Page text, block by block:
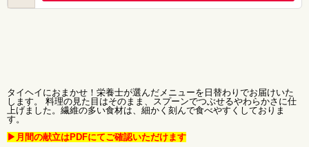
タイヘイにおまかせ！栄養士が選んだメニューを日替わりでお届けいた
します。 料理の見た目はそのまま、スプーンでつぶせるやわらかさに仕
上げました。繊維の多い食材は、細かく刻んで食べやすくしておりま
す。
▶月間の献立はPDFにてご確認いただけます